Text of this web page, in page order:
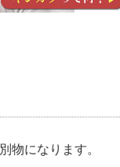
物になります。